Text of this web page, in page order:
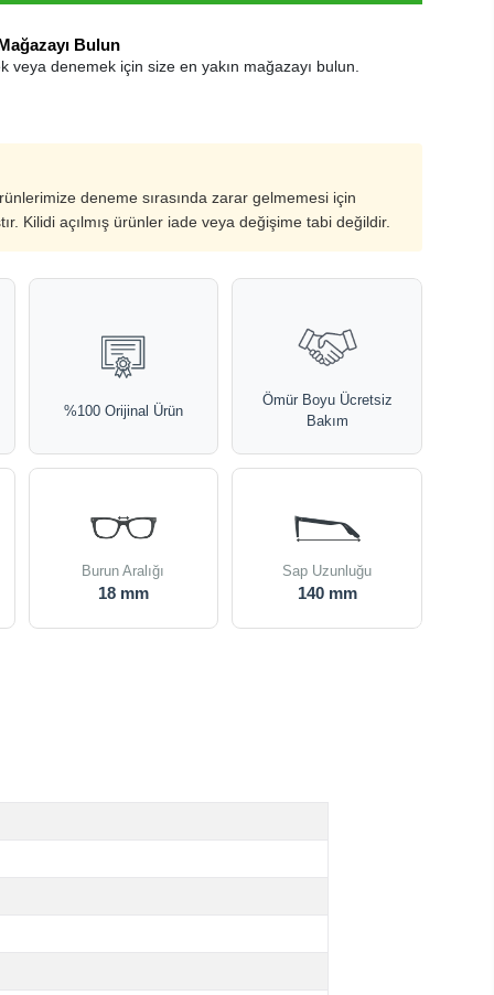
Bulun
veya denemek için size en yakın mağazayı bulun.
deneme sırasında zarar gelmemesi için
Kilidi açılmış ürünler iade veya değişime tabi değildir.
%100 Orijinal Ürün
Ömür Boyu Ücretsiz
Bakım
Burun Aralığı
18 mm
Sap Uzunluğu
140 mm